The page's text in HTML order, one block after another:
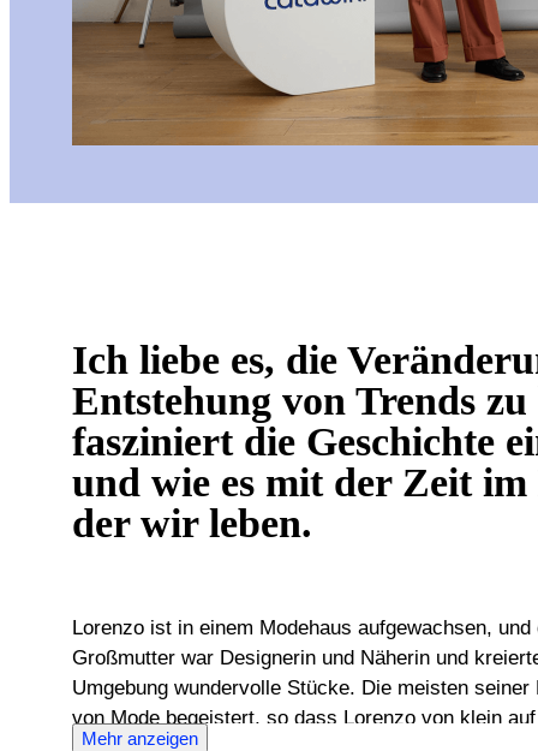
Ich liebe es, die
Entstehung von Trends
fasziniert die Geschichte
und wie es mit der Zeit im
der wir leben.
Lorenzo ist in einem Modehaus aufgewachsen,
Großmutter war Designerin und Näherin und
Umgebung wundervolle Stücke. Die meisten
von Mode begeistert, so dass Lorenzo von klein
Mehr anzeigen